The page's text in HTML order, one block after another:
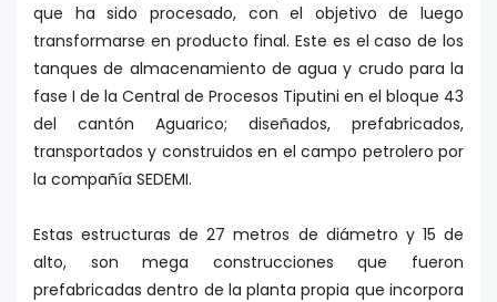
que ha sido procesado, con el objetivo de luego
transformarse en producto final. Este es el caso de los
tanques de almacenamiento de agua y crudo para la
fase I de la Central de Procesos Tiputini en el bloque 43
del cantón Aguarico; diseñados, prefabricados,
transportados y construidos en el campo petrolero por
la compañía SEDEMI.
Estas estructuras de 27 metros de diámetro y 15 de
alto, son mega construcciones que fueron
prefabricadas dentro de la planta propia que incorpora